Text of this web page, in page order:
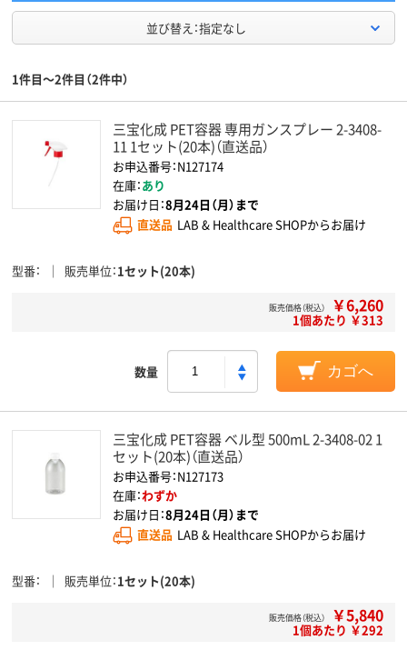
並び替え：指定なし
1件目～2件目（2件中）
三宝化成 PET容器 専用ガンスプレー 2-3408-
11 1セット(20本)（直送品）
お申込番号：N127174
在庫：あり
お届け日：8月24日（月）まで
直送品 LAB & Healthcare SHOPからお届け
型番 販売単位 1セット(20本)
販売価格（税込） ￥6,260
1個あたり ￥313
数量 カゴへ
三宝化成 PET容器 ベル型 500mL 2-3408-02 1
セット(20本)（直送品）
お申込番号：N127173
在庫：わずか
お届け日：8月24日（月）まで
直送品 LAB & Healthcare SHOPからお届け
型番 販売単位 1セット(20本)
販売価格（税込） ￥5,840
1個あたり ￥292